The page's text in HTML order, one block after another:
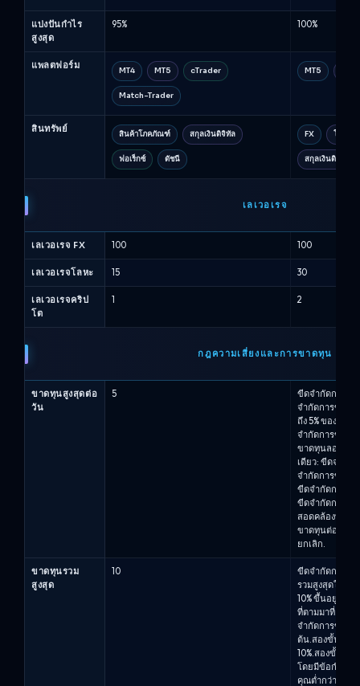
แบ่งปันกำไร
สูงสุด
95% 100%
แพลตฟอร์ม MT4 MT5 cTrader
Match-Trader
MT5
สินทรัพย์ สินค้าโภคภัณฑ์ สกุลเงินดิจิทัล
ฟอเร็กซ์ ดัชนี
FX โลหะ
สกุลเงินดิจิทัล
เลเวอเรจ
เลเวอเรจ FX 100 100
เลเวอเรจโลหะ 15 30
เลเวอเรจคริป
โต
1 2
กฎความเสี่ยงและการขาดทุน
ขาดทุนสูงสุดต่อ
วัน
5
ขีดจำกัดการขา
จำกัดการขาดทุ
ถึง 5% ของยอ
จำกัดการขาดทุ
ขาดทุนลอยตัวที่
เดียว: ขีดจำกัด
จำกัดการขาดทุ
ขีดจำกัดการขา
ขีดจำกัดการขา
สอดคล้องที่เข้ม
ขาดทุนต่อวันใ
ยกเลิก.
ขาดทุนรวม
สูงสุด
10
ขีดจำกัดการข
รวมสูงสุดในบัญ
10% ขึ้นอยู่กับโ
ที่ตามมาที่ 5%
จำกัดการขาดทุ
ต้น.สองขั้นตอน
10%.สองขั้นตอ
โดยมีข้อกำหนด
คุณต่ำกว่าขีดจ